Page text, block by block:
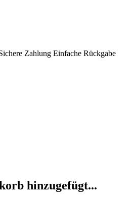
Zahlung Einfache Rückgabe
hinzugefügt...